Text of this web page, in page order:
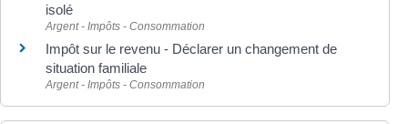
isolé
Argent - Impôts - Consommation
Impôt sur le revenu - Déclarer un changement de
situation familiale
Argent - Impôts - Consommation